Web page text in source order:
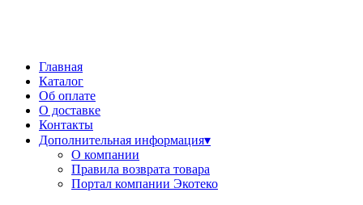
Главная
Каталог
Об оплате
О доставке
Контакты
Дополнительная информация▾
О компании
Правила возврата товара
Портал компании Экотеко